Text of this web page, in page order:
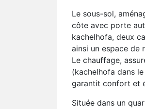
Le sous-sol,
côte avec porte
kachelhofa, deux
ainsi un espace de
Le chauffage,
(kachelhofa dans
garantit confort et
Située dans un